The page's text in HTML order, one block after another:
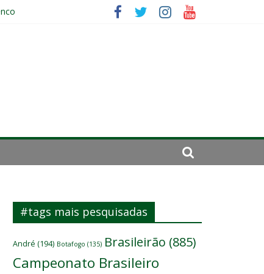
por cirurgia
#tags mais pesquisadas
André (194) Botafogo (135) Brasileirão (885)
Campeonato Brasileiro